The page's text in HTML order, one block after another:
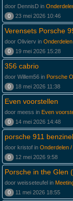
door DennisD in
0
23 mei 2026 10:46
Verensets Porsche
door Olivierv in
0
19 mei 2026 15:28
356 cabrio
door Willem56 in Porsche
0
18 mei 2026 11:38
Even voorstellen
door meess in Even
0
14 mei 2026 14:48
porsche 911
door kristof in Onderdelen
0
12 mei 2026 9:58
Porsche in the Glen
door weisseteufel in
0
11 mei 2026 18:55